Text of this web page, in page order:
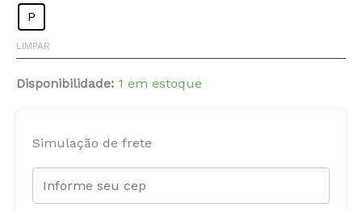
P
LIMPAR
Disponibilidade: 1 em estoque
Simulação de frete